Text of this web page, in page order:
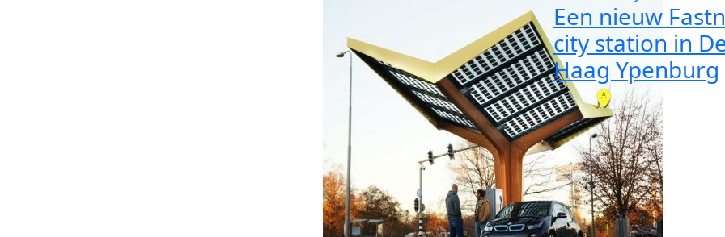
Een nieuw
city station in
Haag Ypenburg